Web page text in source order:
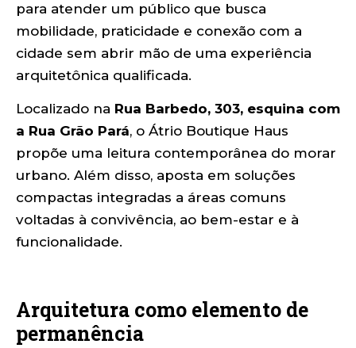
para atender um público que busca
mobilidade, praticidade e conexão com a
cidade sem abrir mão de uma experiência
arquitetônica qualificada.
Localizado na Rua Barbedo, 303, esquina com
a Rua Grão Pará, o Átrio Boutique Haus
propõe uma leitura contemporânea do morar
urbano. Além disso, aposta em soluções
compactas integradas a áreas comuns
voltadas à convivência, ao bem-estar e à
funcionalidade.
Arquitetura como elemento de
permanência